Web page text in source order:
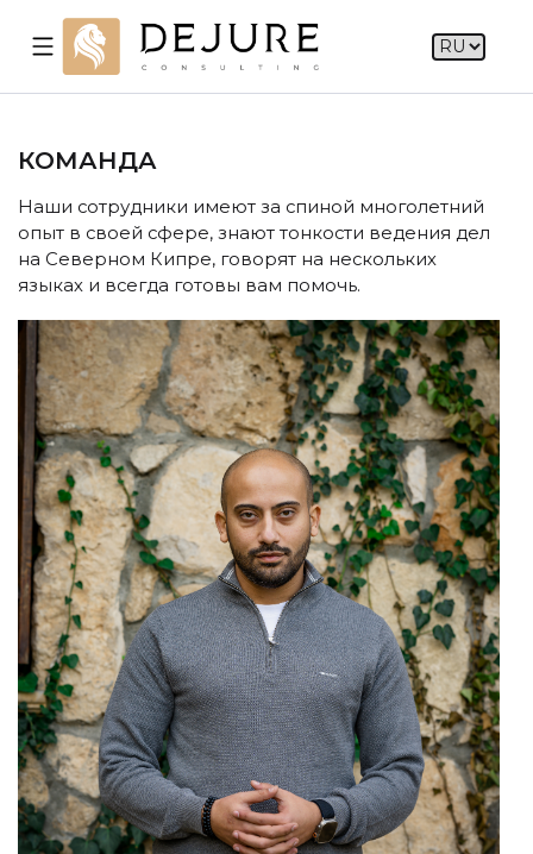
КОМАНДА
Наши сотрудники имеют за спиной многолетний
опыт в своей сфере, знают тонкости ведения дел
на Северном Кипре, говорят на нескольких
языках и всегда готовы вам помочь.